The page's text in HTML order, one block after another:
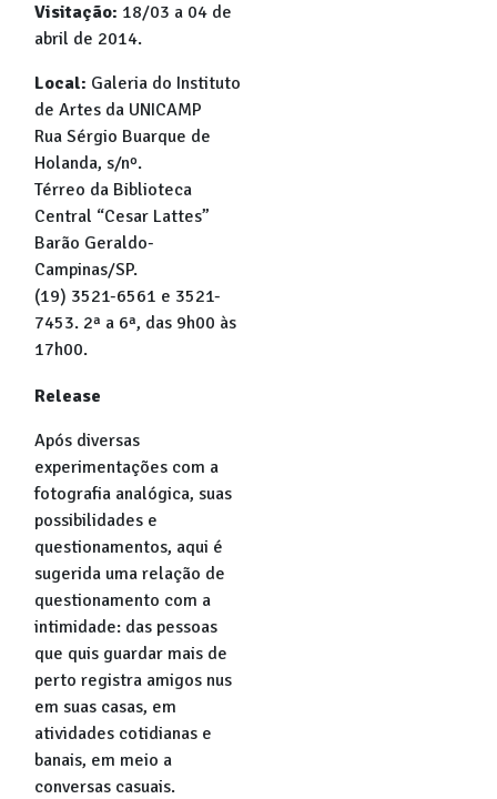
Visitação: 18/03 a 04 de
abril de 2014.
Local: Galeria do Instituto
de Artes da UNICAMP
Rua Sérgio Buarque de
Holanda, s/nº.
Térreo da Biblioteca
Central “Cesar Lattes”
Barão Geraldo-
Campinas/SP.
(19) 3521-6561 e 3521-
7453. 2ª a 6ª, das 9h00 às
17h00.
Release
Após diversas
experimentações com a
fotografia analógica, suas
possibilidades e
questionamentos, aqui é
sugerida uma relação de
questionamento com a
intimidade: das pessoas
que quis guardar mais de
perto registra amigos nus
em suas casas, em
atividades cotidianas e
banais, em meio a
conversas casuais.